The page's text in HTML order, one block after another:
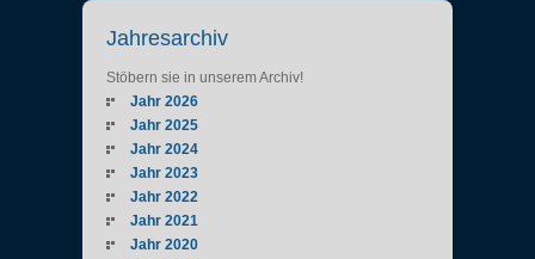
Jahresarchiv
Stöbern sie in unserem Archiv!
Jahr 2026
Jahr 2025
Jahr 2024
Jahr 2023
Jahr 2022
Jahr 2021
Jahr 2020